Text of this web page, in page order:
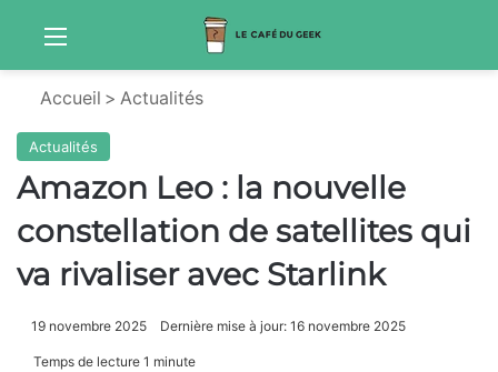
Menu
Accueil > Actualités
Actualités
Amazon Leo : la nouvelle
constellation de satellites qui
va rivaliser avec Starlink
19 novembre 2025 Dernière mise à jour: 16 novembre 2025
Temps de lecture 1 minute